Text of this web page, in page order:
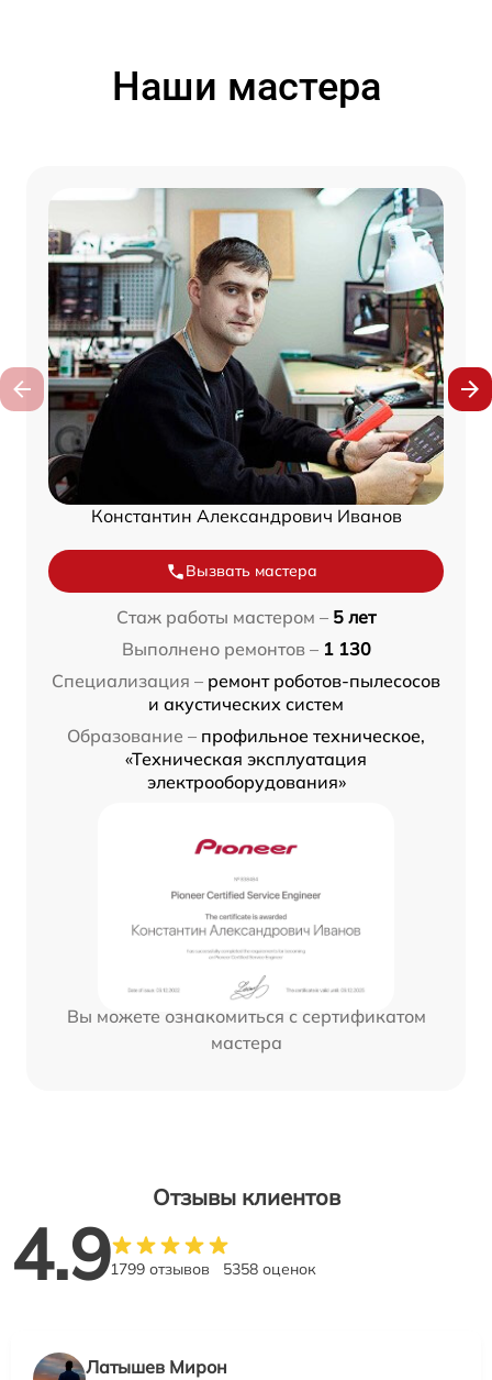
Наши мастера
Константин Александрович Иванов
Вызвать мастера
Стаж работы мастером – 5 лет
Выполнено ремонтов – 1 130
Специализация – ремонт роботов-пылесосов
и акустических систем
Образование – профильное техническое,
«Техническая эксплуатация
электрооборудования»
Вы можете ознакомиться с сертификатом
мастера
Отзывы клиентов
4.91799 отзывов 5358 оценок
Латышев Мирон